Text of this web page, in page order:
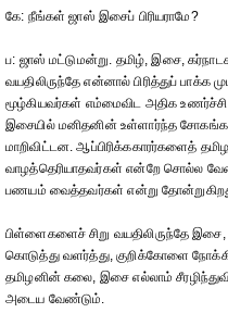
கே: நீங்கள் ஜாஸ் இசைப் பிரியராமே?
ப: ஜாஸ் மட்டுமன்று. தமிழ், இசை,
வயதிலிருந்தே என்னால் பிரித்துப் பாக்க
மூழ்கியவர்கள் எம்மைவிட அதிக
இசையில் மனிதனின் உள்ளார்ந்த
மாறிவிட்டன. ஆப்பிரிக்ககாரர்களைத்
வாழத்தெரியாதவர்கள் என்றே சொல்ல
பணயம் வைத்தவர்கள் என்று
பிள்ளைகளைச் சிறு வயதிலிருந்தே
கொடுத்து வளர்த்து, குறிக்கோளை
தமிழனின் கலை, இசை எல்லாம்
அடைய வேண்டும்.